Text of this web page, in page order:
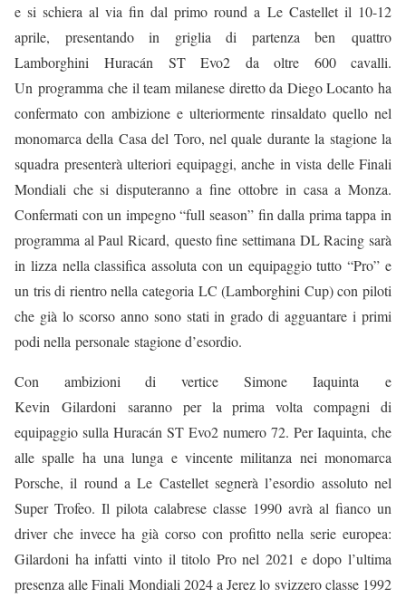
e si schiera al via fin dal primo round a Le Castellet il 10-12
aprile, presentando in griglia di partenza ben quattro
Lamborghini Huracán ST Evo2 da oltre 600 cavalli.
Un programma che il team milanese diretto da Diego Locanto ha
confermato con ambizione e ulteriormente rinsaldato quello nel
monomarca della Casa del Toro, nel quale durante la stagione la
squadra presenterà ulteriori equipaggi, anche in vista delle Finali
Mondiali che si disputeranno a fine ottobrein casa a Monza.
Confermati con un impegno “full season” fin dalla prima tappa in
programma al Paul Ricard, questo fine settimana DL Racing sarà
in lizza nella classifica assoluta con un equipaggio tutto “Pro” e
un tris di rientro nella categoria LC (Lamborghini Cup) con piloti
che già lo scorso anno sono stati in grado di agguantare i primi
podi nella personale stagione d’esordio.
Con ambizioni di vertice Simone Iaquinta e
Kevin Gilardoni saranno per la prima volta compagni di
equipaggio sulla Huracán ST Evo2 numero 72. Per Iaquinta, che
alle spalle ha una lunga e vincente militanza nei monomarca
Porsche, il round a Le Castellet segnerà l’esordio assoluto nel
Super Trofeo. Il pilota calabrese classe 1990 avrà al fianco un
driver che invece ha già corso con profitto nella serie europea:
Gilardoni ha infatti vinto il titolo Pro nel 2021 e dopo l’ultima
presenza alle Finali Mondiali 2024 a Jerez lo svizzero classe 1992